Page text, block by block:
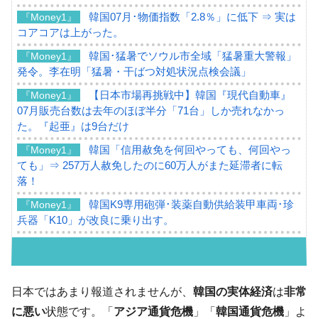
『Money1』
韓国07月･物価指数「2.8％」に低下 ⇒ 実は
コアコアは上がった。
『Money1』
韓国･猛暑でソウル市全域「猛暑重大警報」
発令。李在明「猛暑・干ばつ対処状況点検会議」
『Money1』
【日本市場再挑戦中】韓国『現代自動車』
07月販売台数は去年のほぼ半分「71台」しか売れなかっ
た。『起亜』は9台だけ
『Money1』
韓国「信用赦免を何回やっても、何回やっ
ても」⇒ 257万人赦免したのに60万人がまた延滞者に転
落！
『Money1』
韓国K9専用砲弾･装薬自動供給装甲車両･珍
兵器「K10」が改良に乗り出す。
『Money1』
韓国･李在明「青年層の雇用状況が悪い。せ
や、若者に起業させよう」⇒ どんな雇用対策だソレ。
日本ではあまり報道されませんが、 韓国の実体経済は非常
に悪い状態です。「 アジア通貨危機 」「 韓国通貨危機 」よ